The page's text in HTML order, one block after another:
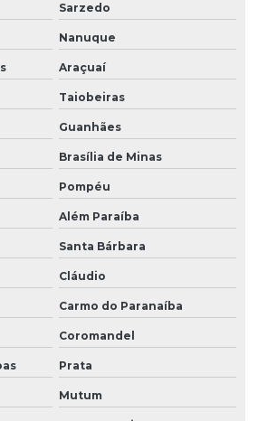
de ponte rolante
pontes rolantes
rolantes
grau alimentício
usina hidrelétrica
Sarzedo
Nanuque
Araçuaí
Taiobeiras
Guanhães
Brasília de Minas
Pompéu
Além Paraíba
Santa Bárbara
Cláudio
Carmo do Paranaíba
Coromandel
Prata
Mutum